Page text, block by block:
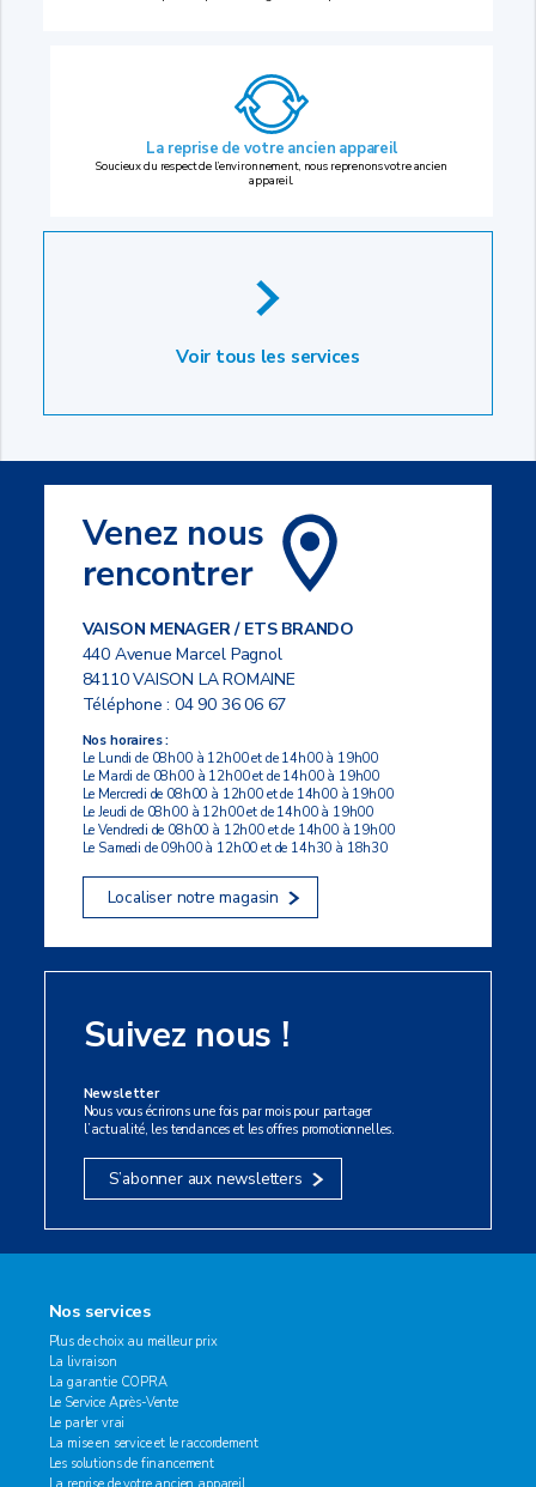
La reprise de votre ancien appareil
Soucieux du respect de l’environnement, nous reprenons votre ancien
appareil.
Voir tous les services
Venez nous
rencontrer
VAISON MENAGER / ETS BRANDO
440 Avenue Marcel Pagnol
84110 VAISON LA ROMAINE
Téléphone :04 90 36 06 67
Nos horaires :
Le Lundi de 08h00 à 12h00 et de 14h00 à 19h00
Le Mardi de 08h00 à 12h00 et de 14h00 à 19h00
Le Mercredi de 08h00 à 12h00 et de 14h00 à 19h00
Le Jeudi de 08h00 à 12h00 et de 14h00 à 19h00
Le Vendredi de 08h00 à 12h00 et de 14h00 à 19h00
Le Samedi de 09h00 à 12h00 et de 14h30 à 18h30
Localiser notre magasin
Suivez nous !
Newsletter
Nous vous écrirons une fois par mois pour partager
l’actualité, les tendances et les offres promotionnelles.
S’abonner aux newsletters
Nos services
Plus de choix au meilleur prix
La livraison
La garantie COPRA
Le Service Après-Vente
Le parler vrai
La mise en service et le raccordement
Les solutions de financement